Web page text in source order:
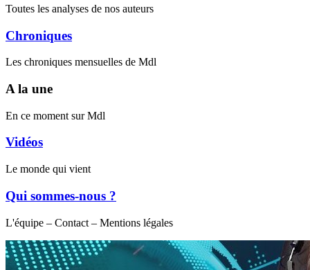
Toutes les analyses de nos auteurs
Chroniques
Les chroniques mensuelles de Mdl
A la une
En ce moment sur Mdl
Vidéos
Le monde qui vient
Qui sommes-nous ?
L'équipe – Contact – Mentions légales